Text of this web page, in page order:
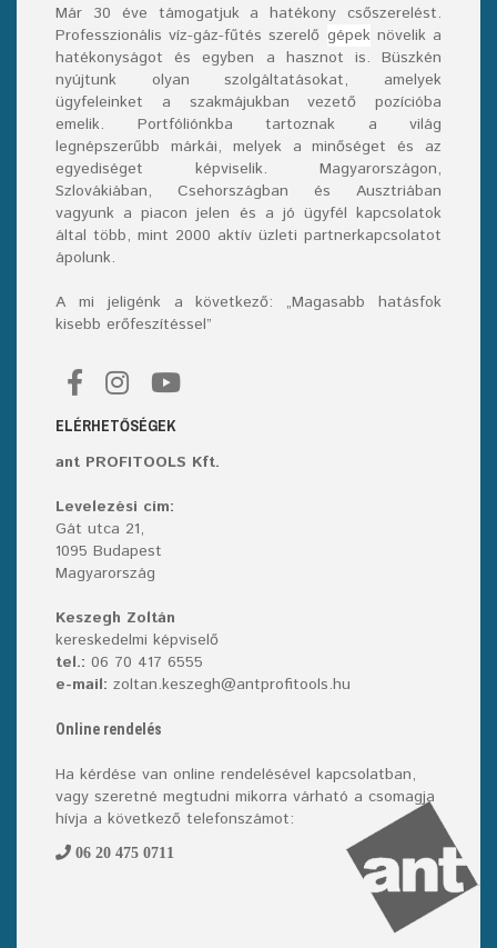
Már 30 éve támogatjuk a hatékony csőszerelést.
Professzionális víz-gáz-fűtés szerelő gépeknövelik a
hatékonyságot és egyben a hasznot is. Büszkén
nyújtunk olyan szolgáltatásokat, amelyek
ügyfeleinket a szakmájukban vezető pozícióba
emelik. Portfóliónkba tartoznak a világ
legnépszerűbb márkái, melyek a minőséget és az
egyediséget képviselik. Magyarországon,
Szlovákiában, Csehországban és Ausztriában
vagyunk a piacon jelen és a jó ügyfél kapcsolatok
által több, mint 2000 aktív üzleti partnerkapcsolatot
ápolunk.
A mi jeligénk a következő: „Magasabb hatásfok
kisebb erőfeszítéssel”
ELÉRHETŐSÉGEK
ant PROFITOOLS Kft.
Levelezési cím:
Gát utca 21,
1095 Budapest
Magyarország
Keszegh Zoltán
kereskedelmi képviselő
tel.: 06 70 417 6555
e-mail: zoltan.keszegh@antprofitools.hu
Online rendelés
Ha kérdése van online rendelésével kapcsolatban,
vagy szeretné megtudni mikorra várható a csomagja
hívja a következő telefonszámot:
06 20 475 0711